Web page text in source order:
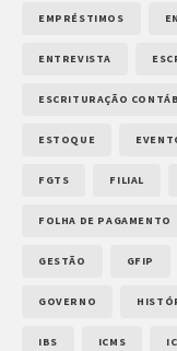
EMPRÉSTIMOS
ENTREVISTA
ESCRITURAÇÃO
ESTOQUE
FGTS FILIAL
FOLHA DE PAGAMENTO
GESTÃO GFIP
GOVERNO
IBS ICMS